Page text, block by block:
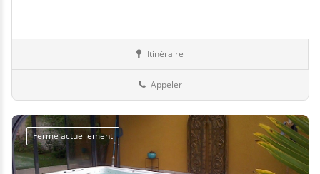
Itinéraire
Appeler
Fermé actuellement